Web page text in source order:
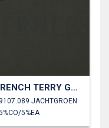
FRENCH TERRY GOTS
JACHTGROEN
5%EA